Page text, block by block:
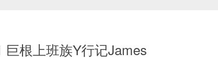
巨根上班族Y行记James